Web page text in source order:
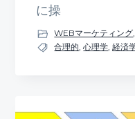
に操
WEBマーケティング,
合理的,心理学,経済